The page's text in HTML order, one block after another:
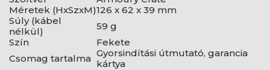
Méretek (HxSzxM)126 x 62 x 39 mm
Súly (kábel
nélkül)
59 g
Szín
Fekete
Csomag tartalma Gyorsindítási útmutató, garancia
kártya